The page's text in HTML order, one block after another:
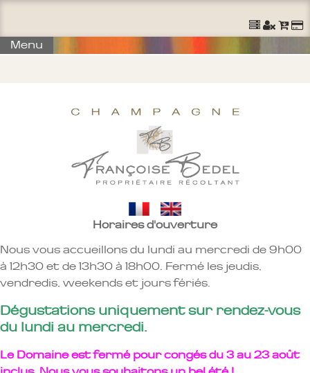
Menu
Horaires d'ouverture
Nous vous accueillons du lundi au mercredi de 9h00
à 12h30 et de 13h30 à 18h00. Fermé les jeudis,
vendredis, weekends et jours fériés.
Dégustations uniquement sur rendez-vous
du lundi au mercredi.
Le Domaine est fermé pour congés du 3 au 23 août